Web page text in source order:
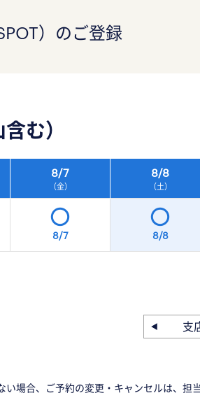
）のご登録
む）
8/7
（金）
8/8
（土）
8/7 8/8
支
場合、ご予約の変更・キャンセルは、担